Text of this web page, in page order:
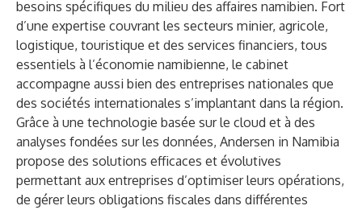
besoins spécifiques du milieu des affaires namibien. Fort
d’une expertise couvrant les secteurs minier, agricole,
logistique, touristique et des services financiers, tous
essentiels à l’économie namibienne, le cabinet
accompagne aussi bien des entreprises nationales que
des sociétés internationales s’implantant dans la région.
Grâce à une technologie basée sur le cloud et à des
analyses fondées sur les données, Andersen in Namibia
propose des solutions efficaces et évolutives
permettant aux entreprises d’optimiser leurs opérations,
de gérer leurs obligations fiscales dans différentes